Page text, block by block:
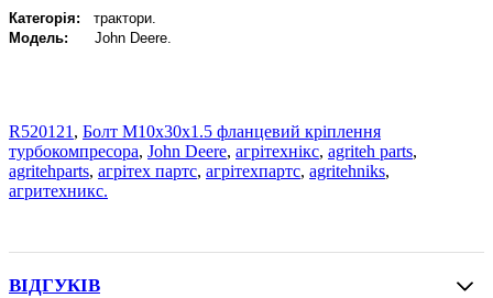
Категорія: трактори.
Модель: John Deere.
R520121, Болт M10х30х1.5 фланцевий кріплення
турбокомпресора, John Deere, агрітехнікс, agriteh parts,
agritehparts, агрітех партс, агрітехпартс, agritehniks,
агритехникс.
ВІДГУКІВ